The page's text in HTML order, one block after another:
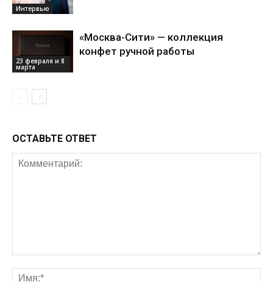
Интервью
23 февраля и 8
марта
«Москва-Сити» — коллекция
конфет ручной работы
ОСТАВЬТЕ ОТВЕТ